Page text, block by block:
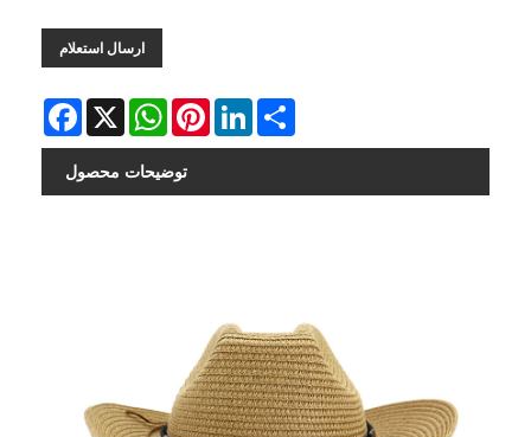
ارسال استعلام
Facebook
X WhatsAppPinterestLinkedIn
توضیحات محصول